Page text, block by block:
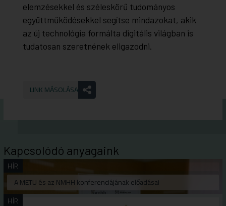
elemzésekkel és széleskörű tudományos
együttműködésekkel segítse mindazokat, akik
az új technológia formálta digitális világban is
tudatosan szeretnének eligazodni.
LINK MÁSOLÁSA
Kapcsolódó anyagaink
HÍR
A METU és az NMHH konferenciájának előadásai
HÍR